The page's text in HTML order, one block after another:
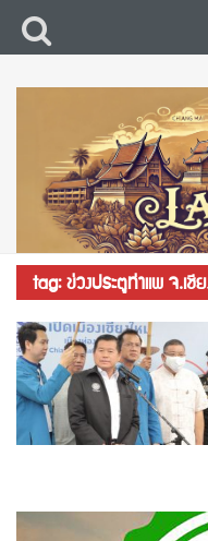
tag: ข่วงประตูท่าแพ จ.เชี